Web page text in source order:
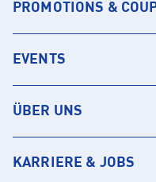
PROMOTIONS &
EVENTS
ÜBER UNS
KARRIERE & JOBS